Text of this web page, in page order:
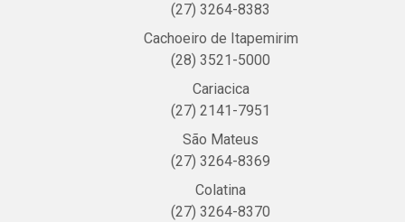
(27) 3264-8383
Cachoeiro de Itapemirim
(28) 3521-5000
Cariacica
(27) 2141-7951
São Mateus
(27) 3264-8369
Colatina
(27) 3264-8370